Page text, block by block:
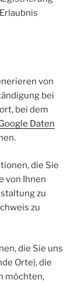
von
bei
bei dem
Daten
die Sie
von Ihnen
zu
zu
die Sie uns
Orte), die
möchten,